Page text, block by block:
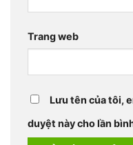
Trang web
Lưu tên của tôi,
duyệt này cho lần